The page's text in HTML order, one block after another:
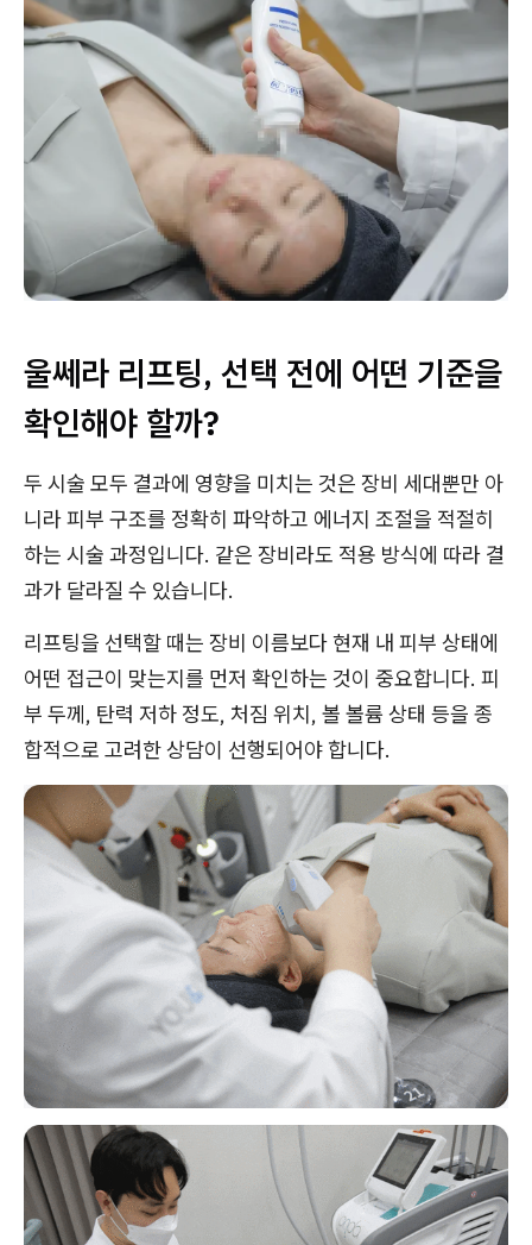
울쎄라 리프팅, 선택 전에 어떤 기준을
확인해야 할까?
두 시술 모두 결과에 영향을 미치는 것은 장비 세대뿐만 아
니라 피부 구조를 정확히 파악하고 에너지 조절을 적절히
하는 시술 과정입니다. 같은 장비라도 적용 방식에 따라 결
과가 달라질 수 있습니다.
리프팅을 선택할 때는 장비 이름보다 현재 내 피부 상태에
어떤 접근이 맞는지를 먼저 확인하는 것이 중요합니다. 피
부 두께, 탄력 저하 정도, 처짐 위치, 볼 볼륨 상태 등을 종
합적으로 고려한 상담이 선행되어야 합니다.